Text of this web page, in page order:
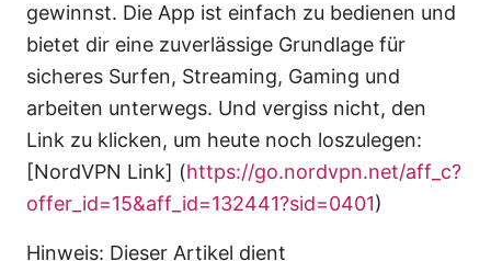
gewinnst. Die App ist einfach zu bedienen und
bietet dir eine zuverlässige Grundlage für
sicheres Surfen, Streaming, Gaming und
arbeiten unterwegs. Und vergiss nicht, den
Link zu klicken, um heute noch loszulegen:
[NordVPN Link] (https://go.nordvpn.net/aff_c?
offer_id=15&aff_id=132441?sid=0401)
Hinweis: Dieser Artikel dient